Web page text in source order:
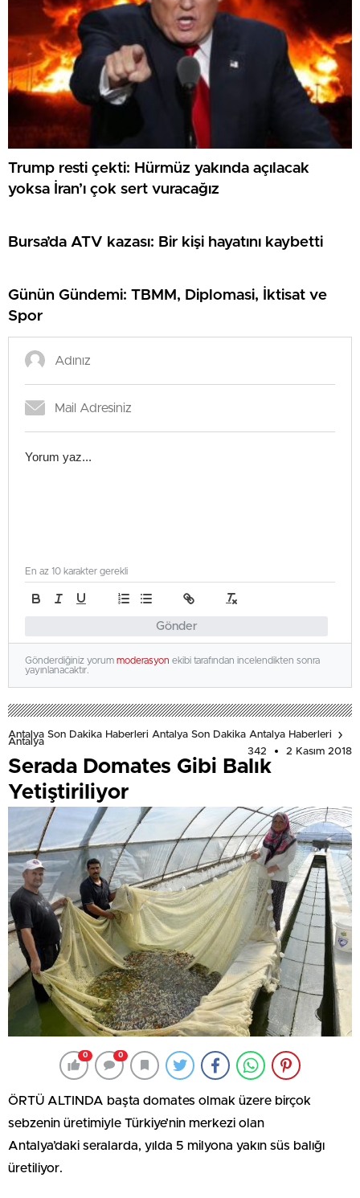
Trump resti çekti: Hürmüz yakında açılacak
yoksa İran’ı çok sert vuracağız
Bursa’da ATV kazası: Bir kişi hayatını kaybetti
Günün Gündemi: TBMM, Diplomasi, İktisat ve
Spor
Gönder
En az 10 karakter gerekli
Gönderdiğiniz yorum moderasyon ekibi tarafından incelendikten sonra
yayınlanacaktır.
Antalya Son Dakika Haberleri Antalya Son Dakika Antalya Haberleri
Antalya
342
2 Kasım 2018
Serada Domates Gibi Balık
Yetiştiriliyor
0 0
ÖRTÜ ALTINDA başta domates olmak üzere birçok
sebzenin üretimiyle Türkiye’nin merkezi olan
Antalya’daki seralarda, yılda 5 milyona yakın süs balığı
üretiliyor.